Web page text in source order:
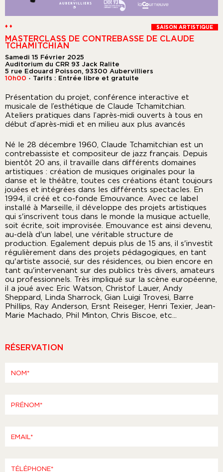
SAISON ARTISTIQUE
♦ ♦
MASTERCLASS DE CONTREBASSE DE CLAUDE
TCHAMITCHIAN
Samedi 15 Février 2025
Auditorium du CRR 93 Jack Ralite
5 rue Edouard Poisson, 93300 Aubervilliers
10h00
● Tarifs : Entrée libre et gratuite
Présentation du projet, conférence interactive et
musicale de l’esthétique de Claude Tchamitchian.
Ateliers pratiques dans l’après-midi ouverts à tous en
début d’après-midi et en milieu aux plus avancés
Né le 28 décembre 1960, Claude Tchamitchian est un
contrebassiste et compositeur de jazz français. Depuis
bientôt 20 ans, il travaille dans différents domaines
artistiques : création de musiques originales pour la
danse et le théâtre, toutes ces créations étant toujours
jouées et intégrées dans les différents spectacles. En
1994, il créé et co-fonde Emouvance. Avec ce label
installé à Marseille, il développe des projets artistiques
qui s'inscrivent tous dans le monde la musique actuelle,
soit écrite, soit improvisée. Emouvance est ainsi devenu,
au-delà d'un label, une véritable structure de
production. Egalement depuis plus de 15 ans, il s'investit
régulièrement dans des projets pédagogiques, en tant
qu'artiste associé, sur des résidences, ou bien encore en
tant qu'intervenant sur des publics très divers, amateurs
ou professionnels. Très impliqué sur la scène européenne,
il a joué avec Eric Watson, Christof Lauer, Andy
Sheppard, Linda Sharrock, Gian Luigi Trovesi, Barre
Phillips, Ray Anderson, Ersnt Reiseger, Henri Texier, Jean-
Marie Machado, Phil Minton, Chris Biscoe, etc...
RÉSERVATION